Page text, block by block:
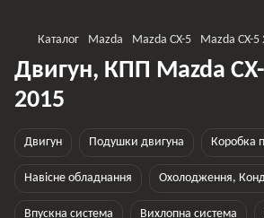
Каталог Mazda Mazda CX-5 Mazda CX-
Двигун, КПП Mazda
2015
Двигун Подушки двигуна Коробка
Навісне обладнання Охолодження,
Впускна система Вихлопна система